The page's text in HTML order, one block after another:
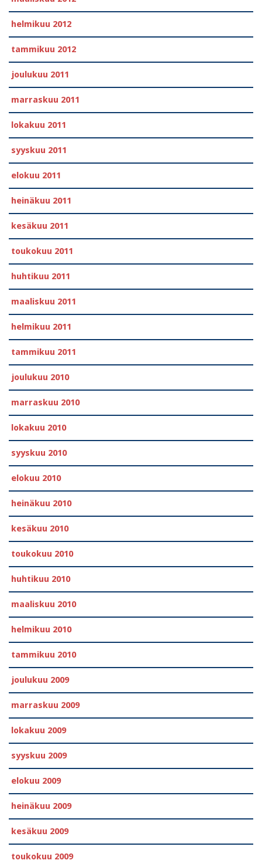
helmikuu 2012
tammikuu 2012
joulukuu 2011
marraskuu 2011
lokakuu 2011
syyskuu 2011
elokuu 2011
heinäkuu 2011
kesäkuu 2011
toukokuu 2011
huhtikuu 2011
maaliskuu 2011
helmikuu 2011
tammikuu 2011
joulukuu 2010
marraskuu 2010
lokakuu 2010
syyskuu 2010
elokuu 2010
heinäkuu 2010
kesäkuu 2010
toukokuu 2010
huhtikuu 2010
maaliskuu 2010
helmikuu 2010
tammikuu 2010
joulukuu 2009
marraskuu 2009
lokakuu 2009
syyskuu 2009
elokuu 2009
heinäkuu 2009
kesäkuu 2009
toukokuu 2009